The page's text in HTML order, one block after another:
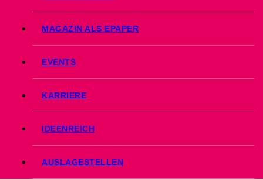
MAGAZIN ALS EPAPER
EVENTS
KARRIERE
IDEENREICH
AUSLAGESTELLEN